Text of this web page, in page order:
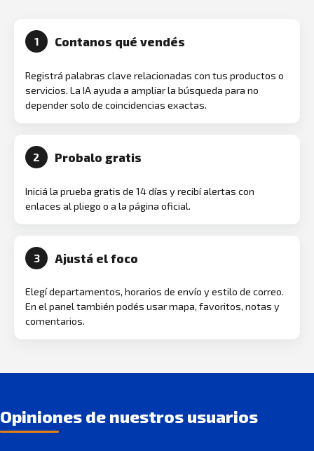
1 Contanos qué vendés
Registrá palabras clave relacionadas con tus productos o
servicios. La IA ayuda a ampliar la búsqueda para no
depender solo de coincidencias exactas.
2 Probalo gratis
Iniciá la prueba gratis de 14 días y recibí alertas con
enlaces al pliego o a la página oficial.
3 Ajustá el foco
Elegí departamentos, horarios de envío y estilo de correo.
En el panel también podés usar mapa, favoritos, notas y
comentarios.
Opiniones de nuestros usuarios